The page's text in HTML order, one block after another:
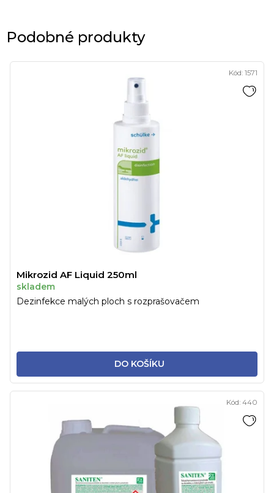
Podobné produkty
Mikrozid AF Liquid 250ml
skladem
DO KOŠÍKU
Dezinfekce malých ploch s rozprašovačem
Kód: 1571
Kód: 440